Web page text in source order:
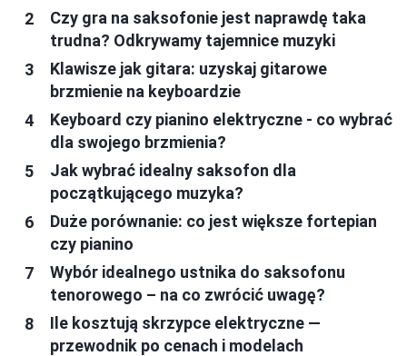
Czy gra na saksofonie jest naprawdę taka
trudna? Odkrywamy tajemnice muzyki
Klawisze jak gitara: uzyskaj gitarowe
brzmienie na keyboardzie
Keyboard czy pianino elektryczne - co wybrać
dla swojego brzmienia?
Jak wybrać idealny saksofon dla
początkującego muzyka?
Duże porównanie: co jest większe fortepian
czy pianino
Wybór idealnego ustnika do saksofonu
tenorowego – na co zwrócić uwagę?
Ile kosztują skrzypce elektryczne —
przewodnik po cenach i modelach